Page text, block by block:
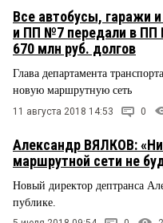
ПРОИСШЕСТВИЯ
СТИЛЬ ЖИЗНИ
Все автобусы, гаражи
и ПП №7 передали в ПП
670 млн руб. долгов
Глава департамента
новую маршрутную сеть
11 августа 2018 14:53 0
Александр ВЯЛКОВ:
маршрутной сети не
Новый директор дептранса
публике.